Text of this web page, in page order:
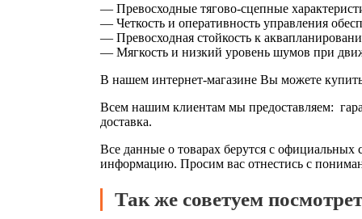
— Превосходные тягово-сцепные
— Четкость и оперативность управления
— Превосходная стойкость к
— Мягкость и низкий уровень шумов при
В нашем интернет-магазине Вы можете
Всем нашим клиентам мы предоставляем:
доставка.
Все данные о товарах берутся с официальных
информацию. Просим вас отнестись с
Так же советуем